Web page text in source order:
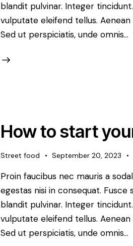
blandit pulvinar. Integer
vulputate eleifend tellus.
Sed ut perspiciatis, unde omnis…
How to start
Street food September 20, 2023
Proin faucibus nec mauris a
egestas nisi in consequat. Fusce
blandit pulvinar. Integer
vulputate eleifend tellus.
Sed ut perspiciatis, unde omnis…